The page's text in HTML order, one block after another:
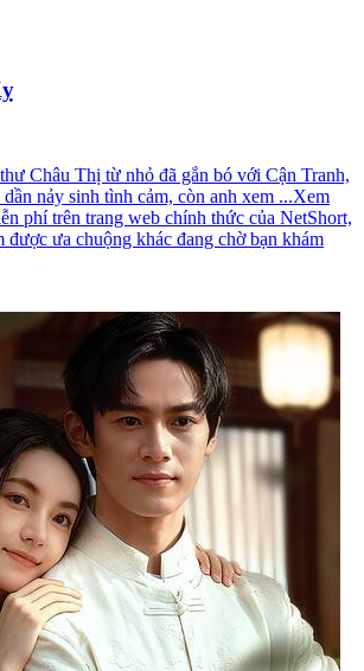
Châu Thị từ nhỏ đã gắn bó với Cận Tranh,
nảy sinh tình cảm, còn anh xem ...Xem
phí trên trang web chính thức của NetShort,
được ưa chuộng khác đang chờ bạn khám